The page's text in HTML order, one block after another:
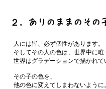
２．ありのままのその
人には皆、必ず個性があります。
そしてその人の色は、世界中に唯
世界はグラデーションで描かれて
その子の色を、
他の色に変えてしまわないように。